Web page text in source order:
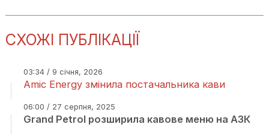
СХОЖІ ПУБЛІКАЦІЇ
03:34 / 9 січня, 2026
Amic Energy змінила постачальника кави
06:00 / 27 серпня, 2025
Grand Petrol розширила кавове меню на АЗК